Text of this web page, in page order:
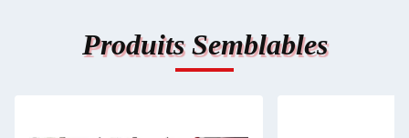
Produits Semblables